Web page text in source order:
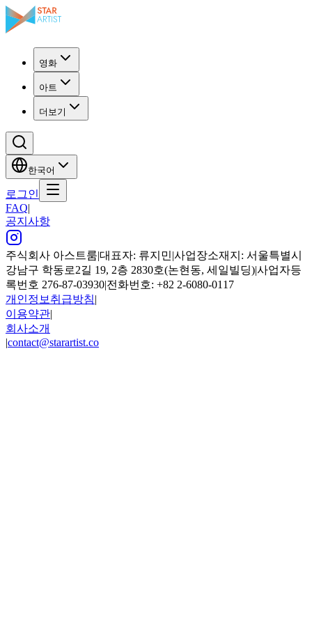
영화
아트
더보기
한국어
로그인
FAQ|
공지사항
주식회사 아스트룸|대표자: 류지민|사업장소재지: 서울특별시
강남구 학동로2길 19, 2층 2830호(논현동, 세일빌딩)|사업자등
록번호 276-87-03930|전화번호: +82 2-6080-0117
개인정보취급방침|
이용약관|
회사소개
|contact@starartist.co